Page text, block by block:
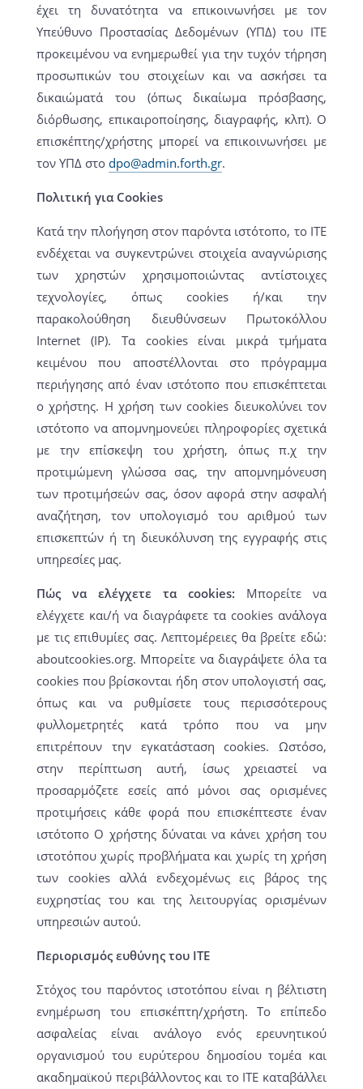
έχει τη δυνατότητα να επικοινωνήσει με τον
Υπεύθυνο Προστασίας Δεδομένων (ΥΠΔ) του ΙΤΕ
προκειμένου να ενημερωθεί για την τυχόν τήρηση
προσωπικών του στοιχείων και να ασκήσει τα
δικαιώματά του (όπως δικαίωμα πρόσβασης,
διόρθωσης, επικαιροποίησης, διαγραφής, κλπ). Ο
επισκέπτης/χρήστης μπορεί να επικοινωνήσει με
τον ΥΠΔ στο dpo@admin.forth.gr.
Πολιτική για Cookies
Κατά την πλοήγηση στον παρόντα ιστότοπο, το ΙΤΕ
ενδέχεται να συγκεντρώνει στοιχεία αναγνώρισης
των χρηστών χρησιμοποιώντας αντίστοιχες
τεχνολογίες, όπως cookies ή/και την
παρακολούθηση διευθύνσεων Πρωτοκόλλου
Internet (IP). Τα cookies είναι μικρά τμήματα
κειμένου που αποστέλλονται στο πρόγραμμα
περιήγησης από έναν ιστότοπο που επισκέπτεται
ο χρήστης. Η χρήση των cookies διευκολύνει τον
ιστότοπο να απομνημονεύει πληροφορίες σχετικά
με την επίσκεψη του χρήστη, όπως π.χ την
προτιμώμενη γλώσσα σας, την απομνημόνευση
των προτιμήσεών σας, όσον αφορά στην ασφαλή
αναζήτηση, τον υπολογισμό του αριθμού των
επισκεπτών ή τη διευκόλυνση της εγγραφής στις
υπηρεσίες μας.
Πώς να ελέγχετε τα cookies: Μπορείτε να
ελέγχετε και/ή να διαγράφετε τα cookies ανάλογα
με τις επιθυμίες σας. Λεπτομέρειες θα βρείτε εδώ:
aboutcookies.org. Μπορείτε να διαγράψετε όλα τα
cookies που βρίσκονται ήδη στον υπολογιστή σας,
όπως και να ρυθμίσετε τους περισσότερους
φυλλομετρητές κατά τρόπο που να μην
επιτρέπουν την εγκατάσταση cookies. Ωστόσο,
στην περίπτωση αυτή, ίσως χρειαστεί να
προσαρμόζετε εσείς από μόνοι σας ορισμένες
προτιμήσεις κάθε φορά που επισκέπτεστε έναν
ιστότοπο Ο χρήστης δύναται να κάνει χρήση του
ιστοτόπου χωρίς προβλήματα και χωρίς τη χρήση
των cookies αλλά ενδεχομένως εις βάρος της
ευχρηστίας του και της λειτουργίας ορισμένων
υπηρεσιών αυτού.
Περιορισμός ευθύνης του ΙΤΕ
Στόχος του παρόντος ιστοτόπου είναι η βέλτιστη
ενημέρωση του επισκέπτη/χρήστη. Το επίπεδο
ασφαλείας είναι ανάλογο ενός ερευνητικού
οργανισμού του ευρύτερου δημοσίου τομέα και
ακαδημαϊκού περιβάλλοντος και το ΙΤΕ καταβάλλει